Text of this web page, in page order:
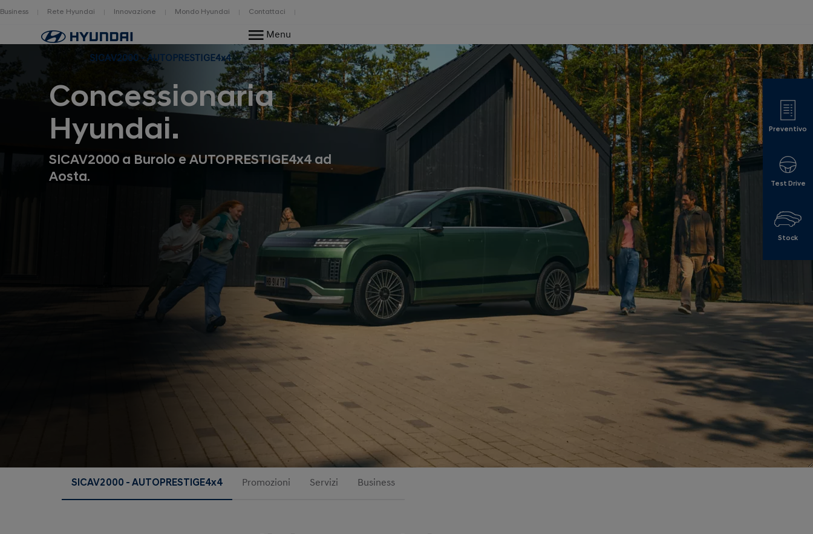
Business Rete Hyundai Innovazione Mondo Hyundai Contattaci
Home
SICAV2000 - AUTOPRESTIGE4x4
Menu
Concessionaria
Hyundai.
SICAV2000 a Burolo e AUTOPRESTIGE4x4 ad
Aosta.
SICAV2000 - AUTOPRESTIGE4x4 Promozioni Servizi Business
Preventivo
Test Drive
Stock